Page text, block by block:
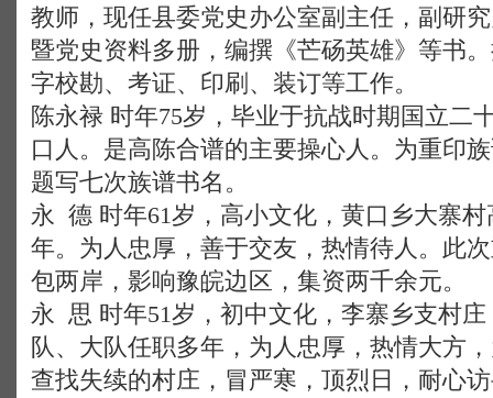
教师，现任县委党史办公室副主任，副研
暨党史资料多册，编撰《芒砀英雄》等书
字校勘、考证、印刷、装订等工作。
陈永禄 时年75岁，毕业于抗战时期国立二
口人。是高陈合谱的主要操心人。为重印
题写七次族谱书名。
永 德 时年61岁，高小文化，黄口乡大寨
年。为人忠厚，善于交友，热情待人。此
包两岸，影响豫皖边区，集资两千余元。
永 思 时年51岁，初中文化，李寨乡支村
队、大队任职多年，为人忠厚，热情大方
查找失续的村庄，冒严寒，顶烈日，耐心